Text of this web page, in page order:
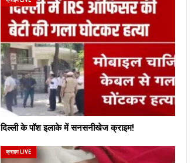
दिल्ली के पॉश इलाके में सनसनीखेज क्राइम!
क्राइम LIVE